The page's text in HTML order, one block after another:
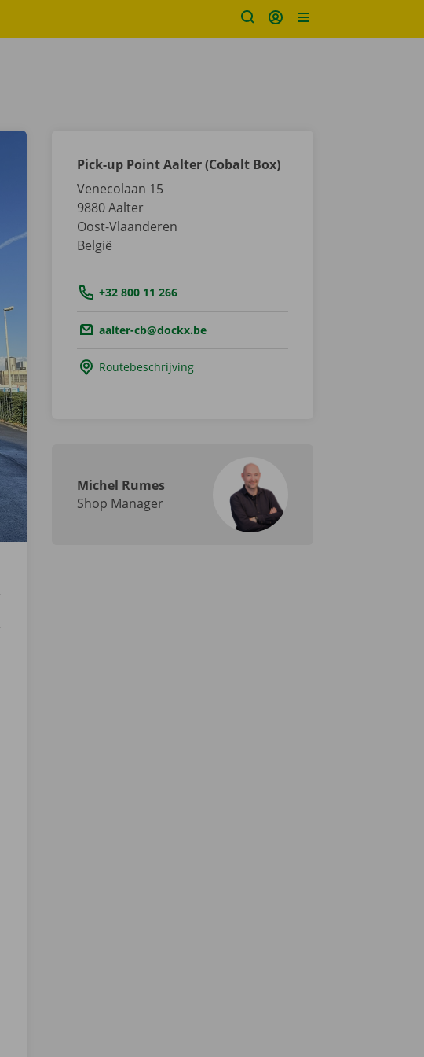
Pick-up Point Aalter (Cobalt Box)
Venecolaan 15
9880Aalter
Oost-Vlaanderen
België
Tel.:+32 800 11 266
Email.:aalter-cb@dockx.be
Routebeschrijving
Michel Rumes
Shop Manager